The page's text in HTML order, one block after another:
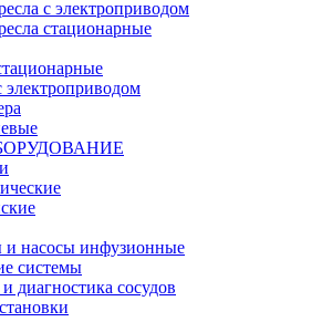
с электроприводом
стационарные
насосы инфузионные
системы
диагностика сосудов